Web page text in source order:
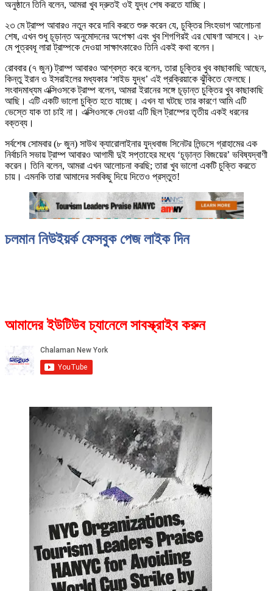
অনুষ্ঠানে তিনি বলেন, আমরা খুব দ্রুতই ওই যুদ্ধ শেষ করতে যাচ্ছি।
২৩ মে ট্রাম্প আবারও নতুন করে দাবি করতে শুরু করেন যে, চুক্তির সিংহভাগ আলোচনা
শেষ, এখন শুধু চূড়ান্ত অনুমোদনের অপেক্ষা এবং খুব শিগগিরই এর ঘোষণা আসবে। ২৮
মে পুত্রবধূ লারা ট্রাম্পকে দেওয়া সাক্ষাৎকারেও তিনি একই কথা বলেন।
রোববার (৭ জুন) ট্রাম্প আবারও আশ্বস্ত করে বলেন, তারা চুক্তির খুব কাছাকাছি আছেন,
কিন্তু ইরান ও ইসরাইলের মধ্যকার ‘সাইড যুদ্ধ’ এই প্রক্রিয়াকে ঝুঁকিতে ফেলছে।
সংবাদমাধ্যম এক্সিওসকে ট্রাম্প বলেন, আমরা ইরানের সঙ্গে চূড়ান্ত চুক্তির খুব কাছাকাছি
আছি। এটি একটি ভালো চুক্তি হতে যাচ্ছে। এখন যা ঘটছে তার কারণে আমি এটি
ভেস্তে যাক তা চাই না। এক্সিওসকে দেওয়া এটি ছিল ট্রাম্পের তৃতীয় একই ধরনের
বক্তব্য।
সর্বশেষ সোমবার (৮ জুন) সাউথ ক্যারোলাইনার যুদ্ধবাজ সিনেটর লিন্ডসে গ্রাহামের এক
নির্বাচনি সভায় ট্রাম্প আবারও আগামী দুই সপ্তাহের মধ্যে ‘চূড়ান্ত বিজয়ের’ ভবিষ্যদ্বাণী
করেন। তিনি বলেন, আমরা এখন আলোচনা করছি; তারা খুব ভালো একটি চুক্তি করতে
চায়। এমনকি তারা আমাদের সবকিছু দিয়ে দিতেও প্রস্তুত!
চলমান নিউইয়র্ক ফেসবুক পেজ লাইক দিন
আমাদের ইউটিউব চ্যানেলে সাবস্ক্রাইব করুন